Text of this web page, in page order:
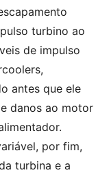
turbino ao
de impulso
antes que ele
danos ao motor
por fim,
turbina e a